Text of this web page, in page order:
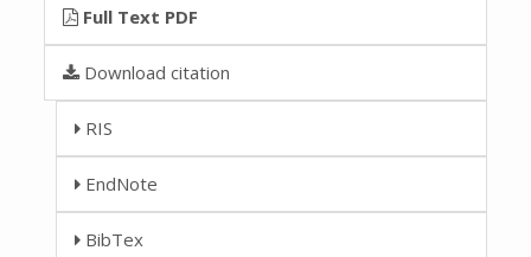
Full Text PDF
Download citation
RIS
EndNote
BibTex